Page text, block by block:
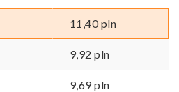
11,40pln
9,92pln
9,69pln